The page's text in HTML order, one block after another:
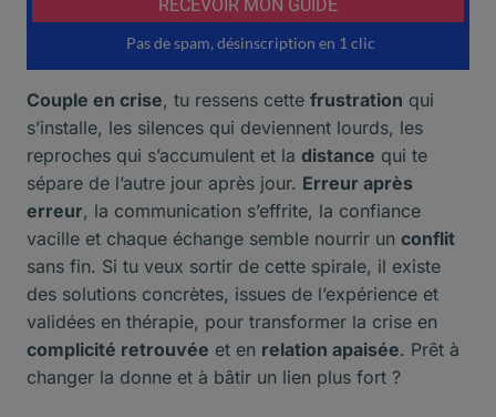
Couple en crise, tu ressens cette frustration qui
s’installe, les silences qui deviennent lourds, les
reproches qui s’accumulent et la distance qui te
sépare de l’autre jour après jour. Erreur après
erreur, la communication s’effrite, la confiance
vacille et chaque échange semble nourrir un conflit
sans fin. Si tu veux sortir de cette spirale, il existe
des solutions concrètes, issues de l’expérience et
validées en thérapie, pour transformer la crise en
complicité retrouvée et en relation apaisée. Prêt à
changer la donne et à bâtir un lien plus fort ?